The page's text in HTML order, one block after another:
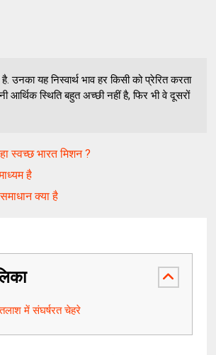
उनका यह निस्वार्थ भाव हर किसी को प्रेरित करता
आर्थिक स्थिति बहुत अच्छी नहीं है, फिर भी वे दूसरों
स्वच्छ भारत मिशन ?
है
क्या है
तलाश में संघर्षरत चेहरे